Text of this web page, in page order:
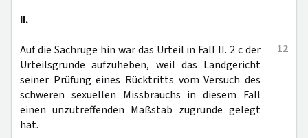
II.
12
Auf die Sachrüge hin war das Urteil in Fall II. 2 c der
Urteilsgründe aufzuheben, weil das Landgericht
seiner Prüfung eines Rücktritts vom Versuch des
schweren sexuellen Missbrauchs in diesem Fall
einen unzutreffenden Maßstab zugrunde gelegt
hat.